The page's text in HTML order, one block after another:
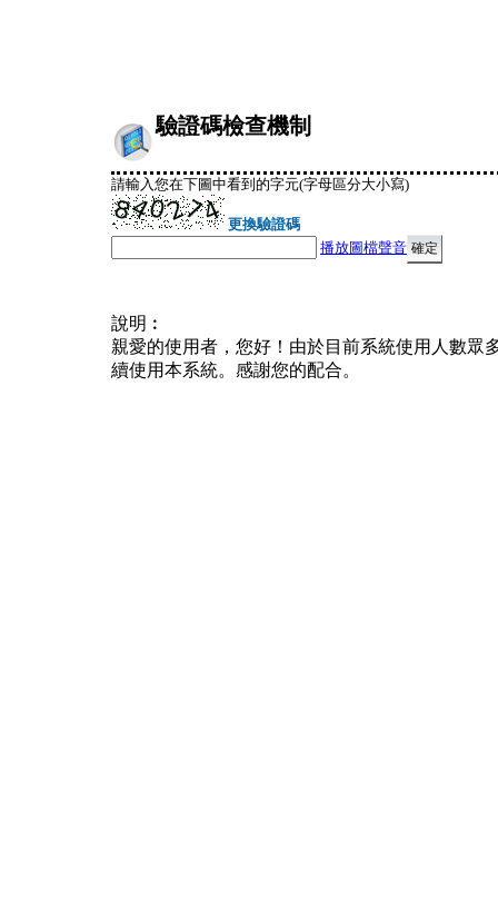
驗證碼檢查機制
請輸入您在下圖中看到的字元(字母區分大小寫)
更換驗證碼
播放圖檔聲音
說明︰
親愛的使用者，您好！由於目前系統使用人數眾
續使用本系統。感謝您的配合。